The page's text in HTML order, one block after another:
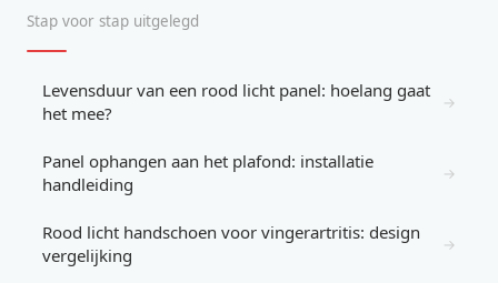
Stap voor stap uitgelegd
Levensduur van een rood licht panel: hoelang gaat
het mee?
→
Panel ophangen aan het plafond: installatie
handleiding
→
Rood licht handschoen voor vingerartritis: design
vergelijking
→